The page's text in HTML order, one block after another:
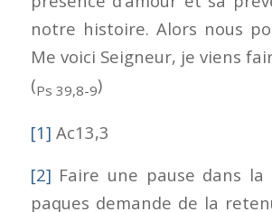
notre histoire. Alors nous
Me voici Seigneur, je viens
(Ps 39,8-9)
[1] Ac13,3
[2] Faire une pause dans la
paques demande de la